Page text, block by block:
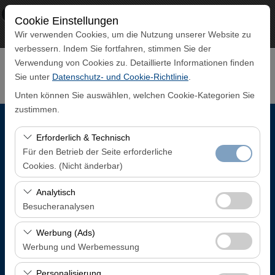
× ECO CAR
www.ecocar.com.tr
Frei - In Google Play
Cookie Einstellungen
Wir verwenden Cookies, um die Nutzung unserer Website zu
verbessern. Indem Sie fortfahren, stimmen Sie der
Verwendung von Cookies zu. Detaillierte Informationen finden
Sie unter Datenschutz- und Cookie-Richtlinie
Unten können Sie auswählen, welchen Cookie-Kategorien Sie
zustimmen.
Erforderlich & Technisch
Für den Betrieb der Seite erforderliche
Cookies. (Nicht änderbar)
Diese Cookies sind für das ordnungsgemäße
Funktionieren der Website, die Sicherheit, die
Sitzungsverwaltung und grundlegende Funktionen
erforderlich. Sie können nicht deaktiviert werden.
Analytisch
Besucheranalysen
Diese Cookies ermöglichen es uns, zu analysieren, wie
unsere Website genutzt wird (Besucherzahl,
meistbesuchte Seiten, Nutzerverhalten). Diese Daten
werden verwendet, um die Leistung der Website zu
Werbung (Ads)
Werbung und Werbemessung
Diese Cookies ermöglichen es uns, Ihnen auf Ihre
Abholstation
Trabzon Flughafen Inlandsankunftsterminal
Eine andere Rückgabestation auswählen
Abholdatum & Zeit